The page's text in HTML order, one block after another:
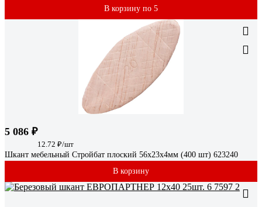
В корзину по 5
5 086 ₽
12.72 ₽/шт
Шкант мебельный Стройбат плоский 56x23x4мм (400 шт) 623240
В корзину